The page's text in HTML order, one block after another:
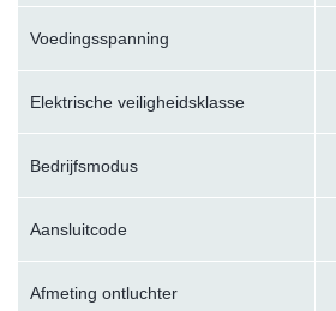
Voedingsspanning
Elektrische veiligheidsklasse
Bedrijfsmodus
Aansluitcode
Afmeting ontluchter